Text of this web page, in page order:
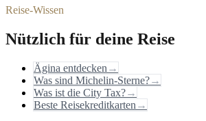
Reise-Wissen
Nützlich für deine Reise
Ägina entdecken →
Was sind Michelin-Sterne?→
Was ist die City Tax?→
Beste Reisekreditkarten →